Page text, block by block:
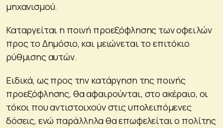
μηχανισμού.
Καταργείται η ποινή προεξόφλησης των οφειλών
προς το Δημόσιο, και μειώνεται το επιτόκιο
ρύθμισης αυτών.
Ειδικά, ως προς την κατάργηση της ποινής
προεξόφλησης, θα αφαιρούνται, στο ακέραιο, οι
τόκοι που αντιστοιχούν στις υπολειπόμενες
δόσεις, ενώ παράλληλα θα επωφελείται ο πολίτης